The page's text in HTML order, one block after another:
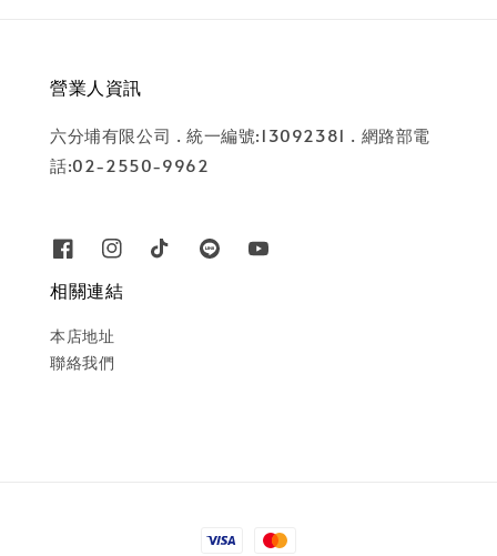
營業人資訊
六分埔有限公司 . 統一編號:13092381 . 網路部電
話:02-2550-9962
相關連結
本店地址
聯絡我們